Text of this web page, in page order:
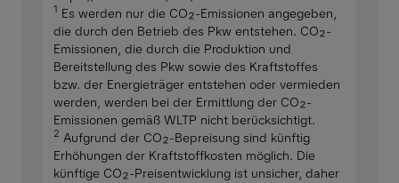
1 Es werden nur die CO₂-Emissionen angegeben,
die durch den Betrieb des Pkw entstehen. CO₂-
Emissionen, die durch die Produktion und
Bereitstellung des Pkw sowie des Kraftstoffes
bzw. der Energieträger entstehen oder vermieden
werden, werden bei der Ermittlung der CO₂-
Emissionen gemäß WLTP nicht berücksichtigt.
2 Aufgrund der CO₂-Bepreisung sind künftig
Erhöhungen der Kraftstoffkosten möglich. Die
künftige CO₂-Preisentwicklung ist unsicher, daher